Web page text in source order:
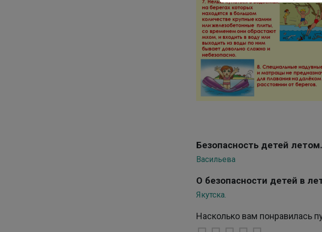
Безопасность детей летом.
Васильева
О безопасности детей в
Якутска.
Насколько вам понравилась